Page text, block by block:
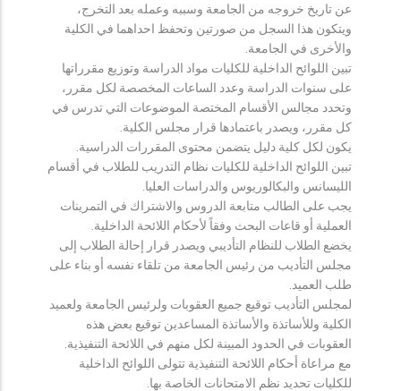
عن تاريخ خروجه من الجامعة وسببه وعمله بعد التخرج،
ويتكون هذا السجل من صورتين وتحفظ احداهما في الكلية
والأخرى في الجامعة.
تبين اللوائح الداخلية للكليات مواد الدراسة وتوزيع مقرراتها
على سنوات الدراسة وعدد الساعات المخصصة لكل مقرر،
وتحدد مجالس الأقسام المختصة الموضوعات التي تدرس في
كل مقرر، ويصدر باعتمادها قرار مجلس الكلية.
يكون لكل كلية دليل يتضمن محتوى المقررات الدراسية.
تبين اللوائح الداخلية للكليات نظام التدريب للطلاب في أقسام
الليسانس والبكالوريوس والدراسات العليا.
يجب على الطالب متابعة الدروس والاشتراك في التمرينات
العملية أو قاعات البحث وفقاً لأحكام اللائحة الداخلية.
يخضع الطلاب للنظام التأديبي ويصدر قرار إحالة الطلاب إلى
مجلس التأديب من رئيس الجامعة من تلقاء نفسه أو بناء على
طلب العميد.
لمجلس التأديب توقيع جميع العقوبات ولرئيس الجامعة ولعميد
الكلية وللأساتذة والأساتذة المساعدين توقيع بعض هذه
العقوبات في الحدود المبينة لكل منهم في اللائحة التنفيذية.
مع مراعاة أحكام اللائحة التنفيذية تتولى اللوائح الداخلية
للكليات تحديد نظم الامتحانات الخاصة بها.